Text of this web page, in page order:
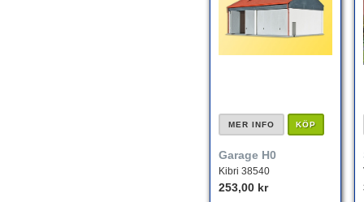
MER INFO KÖP
Garage H0
Kibri 38540
253,00 kr